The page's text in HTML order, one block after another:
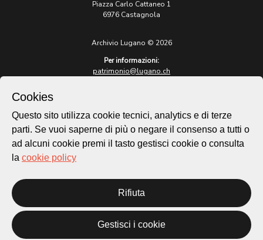
Piazza Carlo Cattaneo 1
6976 Castagnola
Archivio Lugano © 2026
Per informazioni:
patrimonio@lugano.ch
lugano.ch
Cookie policy
Homepage
Temi
Novità
Cookies
Questo sito utilizza cookie tecnici, analytics e di terze
parti. Se vuoi saperne di più o negare il consenso a tutti o
ad alcuni cookie premi il tasto gestisci cookie o consulta
la cookie policy
Rifiuta
Gestisci i cookie